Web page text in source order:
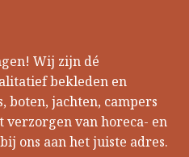
Wij zijn dé
bekleden en
boten, jachten, campers
verzorgen van horeca- en
ons aan het juiste adres.